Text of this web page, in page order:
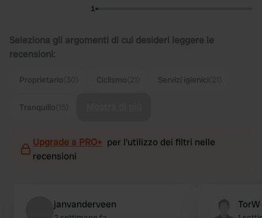
1
Seleziona gli argomenti di cui desideri leggere le
recensioni:
Proprietario Ciclismo Servizi igienici
Tranquillo
Upgrade a PRO+ per l'utilizzo dei filtri nelle
recensioni
janvanderveen TorW